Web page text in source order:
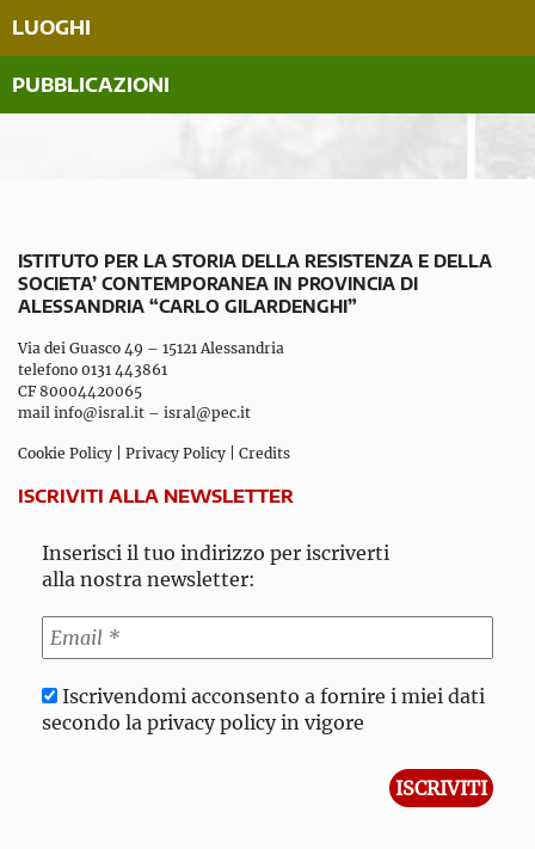
LUOGHI
PUBBLICAZIONI
ISTITUTO PER LA STORIA DELLA RESISTENZA E DELLA
SOCIETA’ CONTEMPORANEA IN PROVINCIA DI
ALESSANDRIA “CARLO GILARDENGHI”
Via dei Guasco 49 – 15121 Alessandria
telefono 0131 443861
CF 80004420065
mail info@isral.it – isral@pec.it
Cookie Policy Privacy Policy Credits
ISCRIVITI ALLA NEWSLETTER
Inserisci il tuo indirizzo per iscriverti
alla nostra newsletter:
Iscrivendomi acconsento a fornire i miei dati
secondo la privacy policy in vigore